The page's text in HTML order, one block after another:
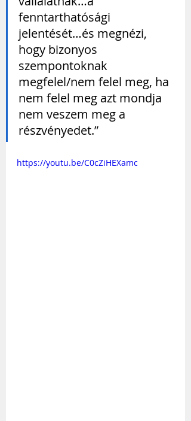
fenntarthatósági
jelentését…és megnézi,
hogy bizonyos
szempontoknak
megfelel/nem felel meg, ha
nem felel meg azt mondja
nem veszem meg a
részvényedet.”
https://youtu.be/C0cZiHEXamc